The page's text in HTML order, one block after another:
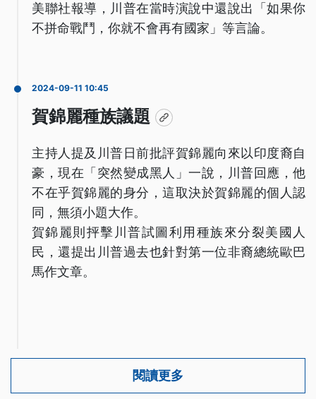
美聯社報導，川普在當時演說中還說出「如果你
不拼命戰鬥，你就不會再有國家」等言論。
2024-09-11 10:45
賀錦麗種族議題
主持人提及川普日前批評賀錦麗向來以印度裔自
豪，現在「突然變成黑人」一說，川普回應，他
不在乎賀錦麗的身分，這取決於賀錦麗的個人認
同，無須小題大作。
賀錦麗則抨擊川普試圖利用種族來分裂美國人
民，還提出川普過去也針對第一位非裔總統歐巴
馬作文章。
閱讀更多